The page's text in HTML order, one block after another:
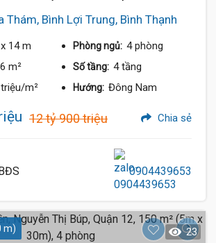
Thám, Bình Lợi Trung, Bình Thạnh
x 14 m Phòng ngủ: 4 phòng
m² Số tầng: 4 tầng
m² Hướng: Đông Nam
12 tỷ 900 triệu Chia sẻ
0904439653
m) 23